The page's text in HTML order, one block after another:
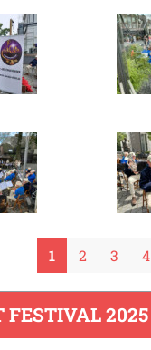
1 2 3 4
FESTIVAL 2025